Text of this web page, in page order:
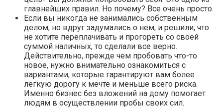
главнейших правил. Но почему? Все очень просто.
Если вы никогда не занимались собственным
делом, но вдруг задумались о нем, и решили, что
не хотите переплачивать и прогореть со своей
суммой наличных, то сделали все верно.
Действительно, прежде чем пробовать что-то
новое, нужно внимательно ознакомиться с
вариантами, которые гарантируют вам более
легкую дорогу к мечте и меньше всего риска.
Именно бизнес без вложений на дому помогает
людям в осуществлении пробы своих сил.